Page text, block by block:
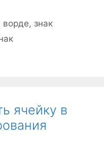
ворде, знак
ячейку в